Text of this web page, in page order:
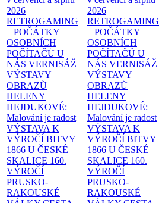
2026
RETROGAMING
– POČÁTKY
OSOBNÍCH
POČÍTAČŮ U
NÁS VERNISÁŽ
VÝSTAVY
OBRAZŮ
HELENY
HEJDUKOVÉ:
Malování je radost
VÝSTAVA K
VÝROČÍ BITVY
1866 U ČESKÉ
SKALICE 160.
VÝROČÍ
PRUSKO-
RAKOUSKÉ
2026
RETROGAMING
– POČÁTKY
OSOBNÍCH
POČÍTAČŮ U
NÁS VERNISÁŽ
VÝSTAVY
OBRAZŮ
HELENY
HEJDUKOVÉ:
Malování je radost
VÝSTAVA K
VÝROČÍ BITVY
1866 U ČESKÉ
SKALICE 160.
VÝROČÍ
PRUSKO-
RAKOUSKÉ